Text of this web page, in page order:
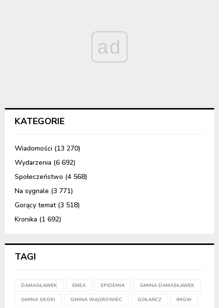
ad
KATEGORIE
Wiadomości (13 270)
Wydarzenia (6 692)
Społeczeństwo (4 568)
Na sygnale (3 771)
Gorący temat(3 518)
Kronika (1 692)
TAGI
DAMASŁAWEK ENEA EPIDEMIA GMINA DAMASŁAWEK
GMINA SKOKI GMINA WĄGROWIEC GOŁAŃCZ IMGW